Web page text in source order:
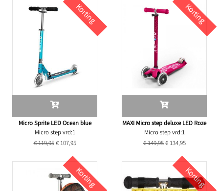
Korting
Micro Sprite LED Ocean blue
Micro step vrd:1
€ 119,95€ 107,95
Korting
MAXI Micro step deluxe LED Roze
Micro step vrd:1
€ 149,95€ 134,95
Korting Korting